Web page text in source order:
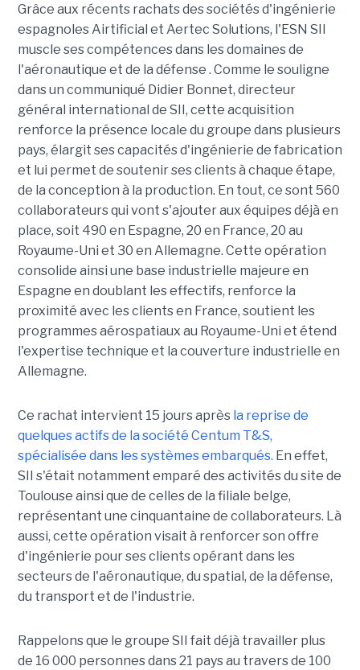
Grâce aux récents rachats des sociétés d'ingénierie
espagnoles Airtificial et Aertec Solutions, l'ESN SII
muscle ses compétences dans les domaines de
l'aéronautique et de la défense . Comme le souligne
dans un communiqué Didier Bonnet, directeur
général international de SII, cette acquisition
renforce la présence locale du groupe dans plusieurs
pays, élargit ses capacités d'ingénierie de fabrication
et lui permet de soutenir ses clients à chaque étape,
de la conception à la production. En tout, ce sont 560
collaborateurs qui vont s'ajouter aux équipes déjà en
place, soit 490 en Espagne, 20 en France, 20 au
Royaume-Uni et 30 en Allemagne. Cette opération
consolide ainsi une base industrielle majeure en
Espagne en doublant les effectifs, renforce la
proximité avec les clients en France, soutient les
programmes aérospatiaux au Royaume-Uni et étend
l'expertise technique et la couverture industrielle en
Allemagne.
Ce rachat intervient 15 jours après la reprise de
quelques actifs de la société Centum T&S,
spécialisée dans les systèmes embarqués. En effet,
SII s'était notamment emparé des activités du site de
Toulouse ainsi que de celles de la filiale belge,
représentant une cinquantaine de collaborateurs. Là
aussi, cette opération visait à renforcer son offre
d'ingénierie pour ses clients opérant dans les
secteurs de l'aéronautique, du spatial, de la défense,
du transport et de l'industrie.
Rappelons que le groupe SII fait déjà travailler plus
de 16 000 personnes dans 21 pays au travers de 100